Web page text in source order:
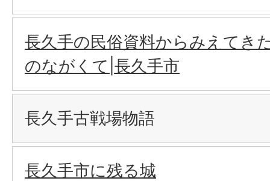
長久手の民俗資料からみえてき
のながくて|長久手市
長久手古戦場物語
長久手市に残る城